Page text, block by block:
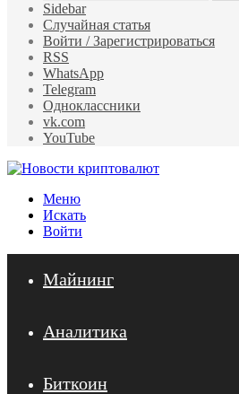
Sidebar
Случайная статья
Войти / Зарегистрироваться
RSS
WhatsApp
Telegram
Одноклассники
vk.com
YouTube
Меню
Искать
Войти
Майнинг
Аналитика
Биткоин